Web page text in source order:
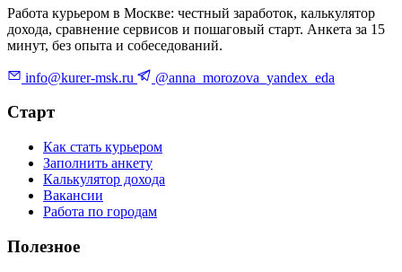
Работа курьером в Москве: честный заработок, калькулятор
дохода, сравнение сервисов и пошаговый старт. Анкета за 15
минут, без опыта и собеседований.
info@kurer-msk.ru @anna_morozova_yandex_eda
Старт
Как стать курьером
Заполнить анкету
Калькулятор дохода
Вакансии
Работа по городам
Полезное